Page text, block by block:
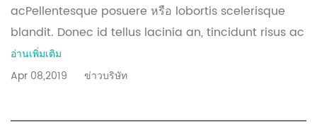
acPellentesque posuere หรือ lobortis scelerisque
blandit. Donec id tellus lacinia an, tincidunt risus ac
อ่านเพิ่มเติม
Apr 08,2019
ข่าวบริษัท